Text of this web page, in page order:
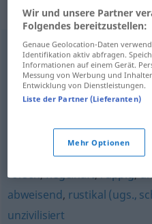
Synonyme
roh,ungehobelt (ugs.),derb
unsanft
rotzig (ugs.),derb,
barsch,brüsk,
forsch,flegelhaft,ruppig,
abweisend, rustikal (ugs.,
unzivilisiert
Wir und unsere Partner
Folgendes bereitzustellen:
Genaue Geolocation-Daten
Identifikation aktiv abfragen.
Informationen auf einem Gerät.
Messung von Werbung und
Entwicklung von Dienstleistungen.
Liste der Partner (Lieferanten)
Mehr Optionen